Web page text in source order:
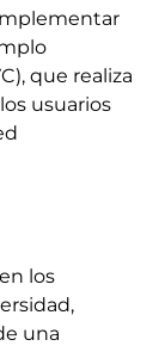
que realiza
usuarios
los
una